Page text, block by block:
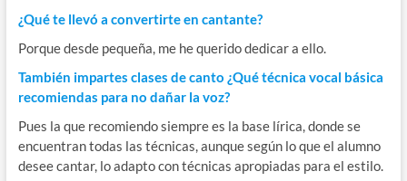
¿Qué te llevó a convertirte en cantante?
Porque desde pequeña, me he querido dedicar a ello.
También impartes clases de canto ¿Qué técnica vocal básica
recomiendas para no dañar la voz?
Pues la que recomiendo siempre es la base lírica, donde se
encuentran todas las técnicas, aunque según lo que el alumno
desee cantar, lo adapto con técnicas apropiadas para el estilo.